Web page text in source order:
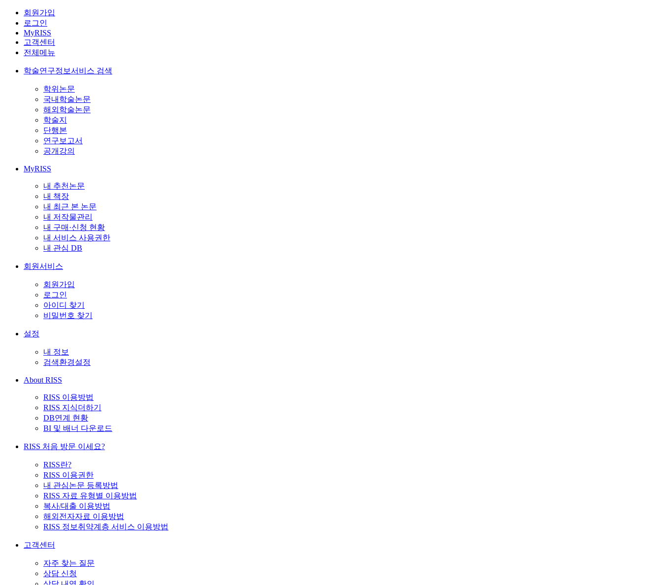
회원가입
로그인
MyRISS
고객센터
전체메뉴
학술연구정보서비스 검색
학위논문
국내학술논문
해외학술논문
학술지
단행본
연구보고서
공개강의
MyRISS
내 추천논문
내 책장
내 최근 본 논문
내 저작물관리
내 구매·신청 현황
내 서비스 사용권한
내 관심 DB
회원서비스
회원가입
로그인
아이디 찾기
비밀번호 찾기
설정
내 정보
검색환경설정
About RISS
RISS 이용방법
RISS 지식더하기
DB연계 현황
BI 및 배너 다운로드
RISS 처음 방문 이세요?
RISS란?
RISS 이용권한
내 관심논문 등록방법
RISS 자료 유형별 이용방법
복사/대출 이용방법
해외전자자료 이용방법
RISS 정보취약계층 서비스 이용방법
고객센터
자주 찾는 질문
상담 신청